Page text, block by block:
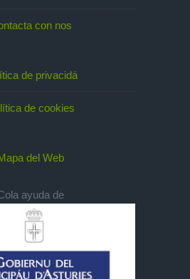
con nos
de privacidá
de cookies
del Web
ayuda de